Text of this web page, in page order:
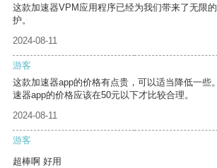
这款加速器VPM应用程序已经为我们带来了无限
护。
2024-08-11
游客
这款加速器app的价格有点贵，可以适当降低一些
速器app的价格应该在50元以下才比较合理。
2024-08-11
游客
超棒啊 好用